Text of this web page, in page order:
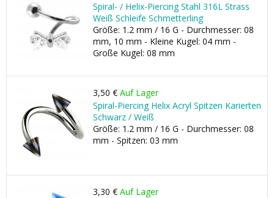
Spiral- / Helix-Piercing Stahl 316L Strass
Weiß Schleife Schmetterling
Größe: 1.2 mm / 16 G - Durchmesser: 08
mm, 10 mm - Kleine Kugel: 04 mm -
Große Kugel: 08 mm
3,50 € Auf Lager
Spiral-Piercing Helix Acryl Spitzen Karierten
Schwarz / Weiß
Größe: 1.2 mm / 16 G - Durchmesser: 08
mm - Spitzen: 03 mm
3,30 € Auf Lager